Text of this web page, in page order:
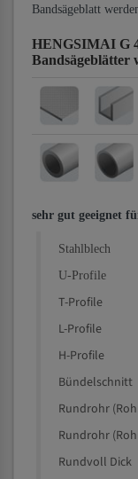
Bandsägeblatt
HENGSIMAI G
Bandsägeblätter
sehr gut geeignet
Stahlblech
U-Profile
T-Profile
L-Profile
H-Profile
Bündelschnitt
Rundrohr
Rundrohr
Rundvoll Dick